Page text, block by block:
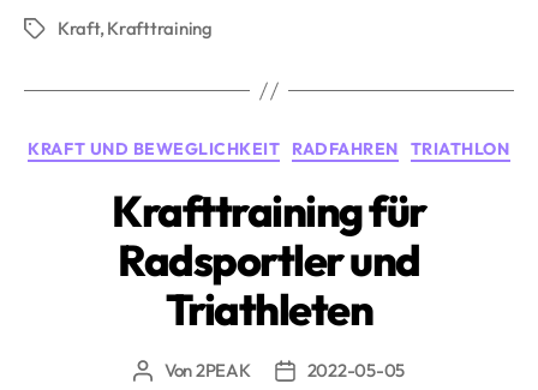
plant
dein
Krafttraining»
Schlagwörter
Kraft,Krafttraining
Kategorien
KRAFT UND BEWEGLICHKEIT RADFAHREN TRIATHLON
Krafttraining für
Radsportler und
Triathleten
Beitragsautor
Von2PEAK Beitragsdatum
2022-05-05